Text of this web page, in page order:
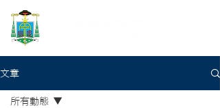
文章
所有動態